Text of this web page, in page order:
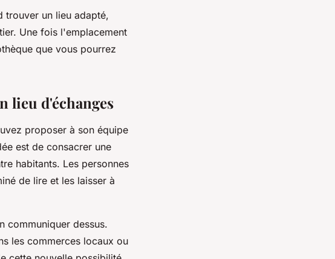
trouver un lieu adapté,
Une fois l'emplacement
que vous pourrez
lieu d'échanges
proposer à son équipe
est de consacrer une
habitants. Les personnes
de lire et les laisser à
communiquer dessus.
les commerces locaux ou